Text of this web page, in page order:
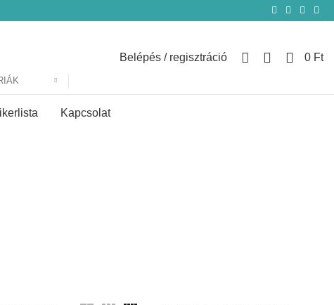
Belépés / regisztráció 0 Ft
Kapcsolat